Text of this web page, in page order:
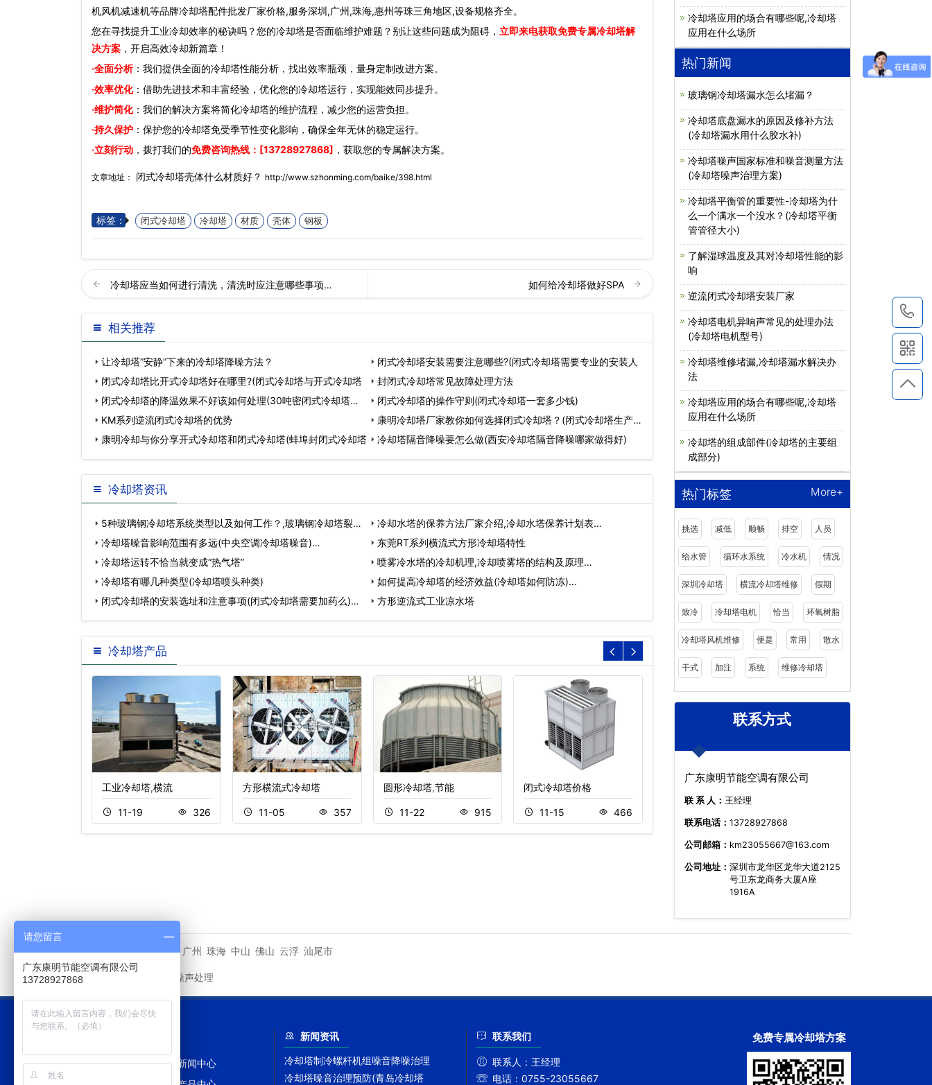
机风机减速机等品牌冷却塔配件批发厂家价格,服务深圳,广州,珠海,惠州等珠三角地区,设备规格齐全。
您在寻找提升工业冷却效率的秘诀吗？您的冷却塔是否面临维护难题？别让这些问题成为阻碍， 立即来电获取免费专属冷却塔解
决方案 ，开启高效冷却新篇章！
·全面分析：我们提供全面的冷却塔性能分析，找出效率瓶颈，量身定制改进方案。
·效率优化：借助先进技术和丰富经验，优化您的冷却塔运行，实现能效同步提升。
·维护简化：我们的解决方案将简化冷却塔的维护流程，减少您的运营负担。
·持久保护 ：保护您的冷却塔免受季节性变化影响，确保全年无休的稳定运行。
·立刻行动 ，拨打我们的免费咨询热线：[13728927868] ，获取您的专属解决方案。
文章地址： 闭式冷却塔壳体什么材质好？ http://www.szhonming.com/baike/398.html
标签： 闭式冷却塔 冷却塔 材质 壳体 钢板
冷却塔应当如何进行清洗，清洗时应注意哪些事项… 如何给冷却塔做好SPA
相关推荐
让冷却塔“安静”下来的冷却塔降噪方法？
闭式冷却塔安装需要注意哪些?(闭式冷却塔需要专业的安装人
闭式冷却塔比开式冷却塔好在哪里?(闭式冷却塔与开式冷却塔
封闭式冷却塔常见故障处理方法
闭式冷却塔的降温效果不好该如何处理(30吨密闭式冷却塔能
降
闭式冷却塔的操作守则(闭式冷却塔一套多少钱)
KM系列逆流闭式冷却塔的优势
康明冷却塔厂家教你如何选择闭式冷却塔？(闭式冷却塔生产厂
家
康明冷却与你分享开式冷却塔和闭式冷却塔(蚌埠封闭式冷却塔 冷却塔隔音降噪要怎么做(西安冷却塔隔音降噪哪家做得好)
冷却塔资讯
5种玻璃钢冷却塔系统类型以及如何工作？,玻璃钢冷却塔裂缝
修…
冷却水塔的保养方法厂家介绍,冷却水塔保养计划表…
冷却塔噪音影响范围有多远(中央空调冷却塔噪音)…
东莞RT系列横流式方形冷却塔特性
冷却塔运转不恰当就变成“热气塔”
喷雾冷水塔的冷却机理,冷却喷雾塔的结构及原理…
冷却塔有哪几种类型(冷却塔喷头种类)
如何提高冷却塔的经济效益(冷却塔如何防冻)…
闭式冷却塔的安装选址和注意事项(闭式冷却塔需要加药么)…
方形逆流式工业凉水塔
冷却塔产品
工业冷却塔,横流
11-19 326
方形横流式冷却塔
11-05 357
圆形冷却塔,节能
11-22 915
闭式冷却塔价格
11-15 466
冷却塔应用的场合有哪些呢,冷却塔
应用在什么场所
热门新闻
玻璃钢冷却塔漏水怎么堵漏？
冷却塔底盘漏水的原因及修补方法
(冷却塔漏水用什么胶水补)
冷却塔噪声国家标准和噪音测量方法
(冷却塔噪声治理方案)
冷却塔平衡管的重要性-冷却塔为什
么一个满水一个没水？(冷却塔平衡
管管径大小)
了解湿球温度及其对冷却塔性能的影
响
逆流闭式冷却塔安装厂家
冷却塔电机异响声常见的处理办法
(冷却塔电机型号)
冷却塔维修堵漏,冷却塔漏水解决办
法
冷却塔应用的场合有哪些呢,冷却塔
应用在什么场所
冷却塔的组成部件(冷却塔的主要组
成部分)
热门标签 More+
挑选 减低 顺畅 排空 人员
给水管 循环水系统 冷水机 情况
深圳冷却塔 横流冷却塔维修 假期
致冷 冷却塔电机 恰当 环氧树脂
冷却塔风机维修 便是 常用 散水
干式 加注 系统 维修冷却塔
联系方式
广东康明节能空调有限公司
联 系 人： 王经理
联系电话： 13728927868
公司邮箱： km23055667@163.com
公司地址： 深圳市龙华区龙华大道2125
号卫东龙商务大厦A座
1916A
相关城市 潮州市 广州 珠海 中山 佛山 云浮 汕尾市
冷却塔噪声处理
网站首页
新闻中心
新闻资讯
冷却塔制冷螺杆机组噪音降噪治理
冷却塔噪音治理预防(青岛冷却塔
联系我们
联系人： 王经理
电话： 0755-23055667
免费专属冷却塔方案
请您留言
广东康明节能空调有限公司
13728927868